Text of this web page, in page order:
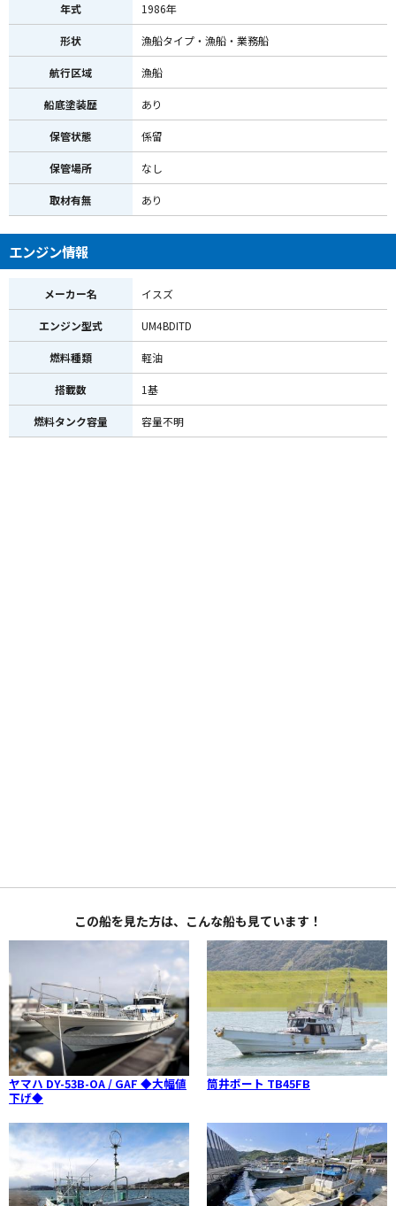
年式 1986年
形状 漁船タイプ・漁船・業務船
航行区域 漁船
船底塗装歴 あり
保管状態 係留
保管場所 なし
取材有無 あり
エンジン情報
メーカー名 イスズ
エンジン型式 UM4BDITD
燃料種類 軽油
搭載数 1基
燃料タンク容量 容量不明
この船を見た方は、こんな船も見ています！
ヤマハ DY-53B-OA / GAF ◆大幅値
下げ◆
筒井ボート TB45FB